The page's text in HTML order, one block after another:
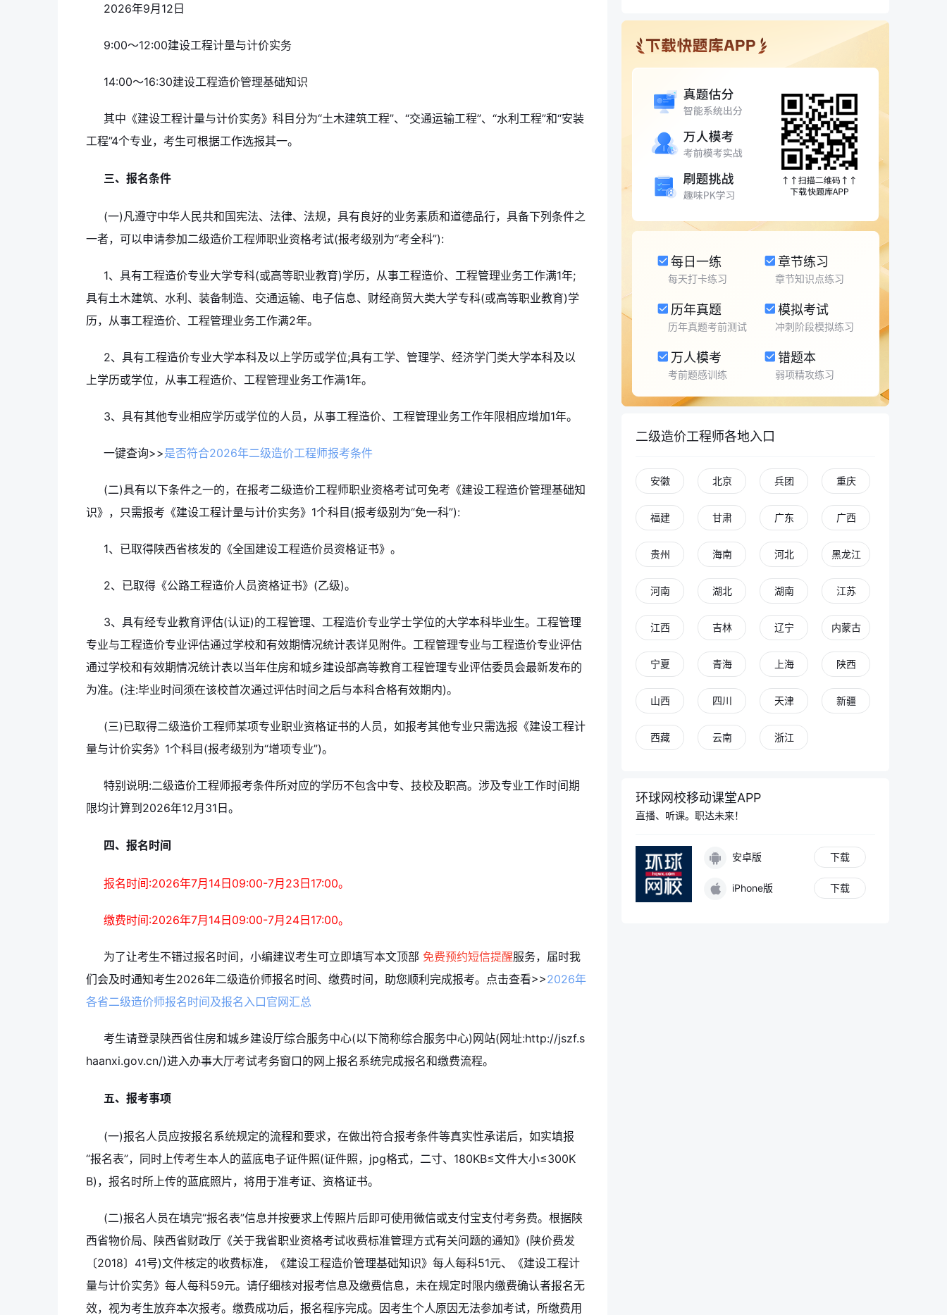
2026年9月12日
9:00～12:00建设工程计量与计价实务
14:00～16:30建设工程造价管理基础知识
其中《建设工程计量与计价实务》科目分为“土木建筑工程”、“交通运输工程”、“水利工程”和“安装
工程”4个专业，考生可根据工作选报其一。
三、报名条件
(一)凡遵守中华人民共和国宪法、法律、法规，具有良好的业务素质和道德品行，具备下列条件之
一者，可以申请参加二级造价工程师职业资格考试(报考级别为“考全科”):
1、具有工程造价专业大学专科(或高等职业教育)学历，从事工程造价、工程管理业务工作满1年;
具有土木建筑、水利、装备制造、交通运输、电子信息、财经商贸大类大学专科(或高等职业教育)学
历，从事工程造价、工程管理业务工作满2年。
2、具有工程造价专业大学本科及以上学历或学位;具有工学、管理学、经济学门类大学本科及以
上学历或学位，从事工程造价、工程管理业务工作满1年。
3、具有其他专业相应学历或学位的人员，从事工程造价、工程管理业务工作年限相应增加1年。
一键查询>>是否符合2026年二级造价工程师报考条件
(二)具有以下条件之一的，在报考二级造价工程师职业资格考试可免考《建设工程造价管理基础知
识》，只需报考《建设工程计量与计价实务》1个科目(报考级别为“免一科”):
1、已取得陕西省核发的《全国建设工程造价员资格证书》。
2、已取得《公路工程造价人员资格证书》(乙级)。
3、具有经专业教育评估(认证)的工程管理、工程造价专业学士学位的大学本科毕业生。工程管理
专业与工程造价专业评估通过学校和有效期情况统计表详见附件。工程管理专业与工程造价专业评估
通过学校和有效期情况统计表以当年住房和城乡建设部高等教育工程管理专业评估委员会最新发布的
为准。(注:毕业时间须在该校首次通过评估时间之后与本科合格有效期内)。
(三)已取得二级造价工程师某项专业职业资格证书的人员，如报考其他专业只需选报《建设工程计
量与计价实务》1个科目(报考级别为“增项专业”)。
特别说明:二级造价工程师报考条件所对应的学历不包含中专、技校及职高。涉及专业工作时间期
限均计算到2026年12月31日。
四、报名时间
报名时间:2026年7月14日09:00-7月23日17:00。
缴费时间:2026年7月14日09:00-7月24日17:00。
为了让考生不错过报名时间，小编建议考生可立即填写本文顶部 免费预约短信提醒服务，届时我
们会及时通知考生2026年二级造价师报名时间、缴费时间，助您顺利完成报考。 点击查看>>2026年
各省二级造价师报名时间及报名入口官网汇总
考生请登录陕西省住房和城乡建设厅综合服务中心(以下简称综合服务中心)网站(网址:http://jszf.s
haanxi.gov.cn/)进入办事大厅考试考务窗口的网上报名系统完成报名和缴费流程。
五、报考事项
(一)报名人员应按报名系统规定的流程和要求，在做出符合报考条件等真实性承诺后，如实填报
“报名表”，同时上传考生本人的蓝底电子证件照(证件照，jpg格式，二寸、180KB≤文件大小≤300K
B)，报名时所上传的蓝底照片，将用于准考证、资格证书。
(二)报名人员在填完“报名表”信息并按要求上传照片后即可使用微信或支付宝支付考务费。根据陕
西省物价局、陕西省财政厅《关于我省职业资格考试收费标准管理方式有关问题的通知》(陕价费发
〔2018〕41号)文件核定的收费标准，《建设工程造价管理基础知识》每人每科51元、《建设工程计
量与计价实务》每人每科59元。请仔细核对报考信息及缴费信息，未在规定时限内缴费确认者报名无
效，视为考生放弃本次报考。缴费成功后，报名程序完成。因考生个人原因无法参加考试，所缴费用
每日一练
每天打卡练习
章节练习
章节知识点练习
历年真题
历年真题考前测试
模拟考试
冲刺阶段模拟练习
万人模考
考前题感训练
错题本
弱项精攻练习
二级造价工程师各地入口
安徽 北京 兵团 重庆
福建 甘肃 广东 广西
贵州 海南 河北 黑龙江
河南 湖北 湖南 江苏
江西 吉林 辽宁 内蒙古
宁夏 青海 上海 陕西
山西 四川 天津 新疆
西藏 云南 浙江
环球网校移动课堂APP
直播、听课。职达未来！
安卓版 下载
iPhone版 下载